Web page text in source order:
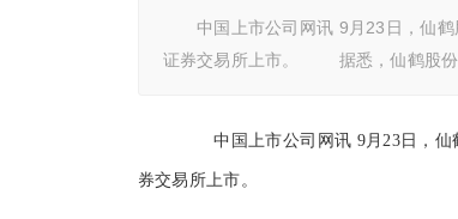
中国上市公司网讯 9月23日，仙鹤
证券交易所上市。 据悉，仙鹤股份
中国上市公司网讯 9月23日，仙
券交易所上市。